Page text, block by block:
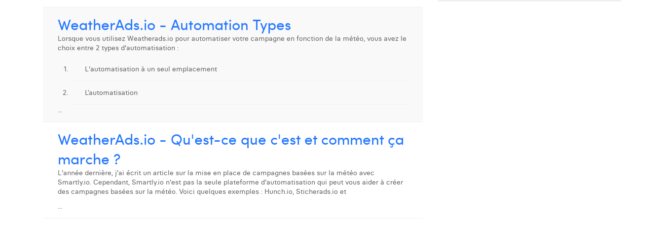
WeatherAds.io - Automation Types
Lorsque vous utilisez Weatherads.io pour automatiser votre campagne en fonction de la météo, vous avez le
choix entre 2 types d'automatisation :
L'automatisation à un seul emplacement
L’automatisation
...
WeatherAds.io - Qu'est-ce que c'est et comment ça
marche ?
L'année dernière, j'ai écrit un article sur la mise en place de campagnes basées sur la météo avec
Smartly.io. Cependant, Smartly.io n'est pas la seule plateforme d'automatisation qui peut vous aider à créer
des campagnes basées sur la météo. Voici quelques exemples : Hunch.io, Sticherads.io et
...